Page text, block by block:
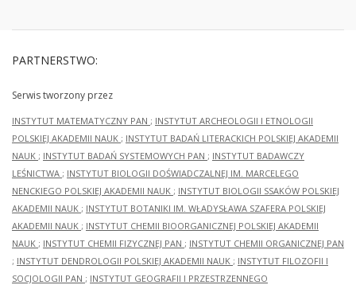
PARTNERSTWO:
Serwis tworzony przez
INSTYTUT MATEMATYCZNY PAN ; INSTYTUT ARCHEOLOGII I ETNOLOGII
POLSKIEJ AKADEMII NAUK ; INSTYTUT BADAŃ LITERACKICH POLSKIEJ AKADEMII
NAUK ; INSTYTUT BADAŃ SYSTEMOWYCH PAN ; INSTYTUT BADAWCZY
LEŚNICTWA ; INSTYTUT BIOLOGII DOŚWIADCZALNEJ IM. MARCELEGO
NENCKIEGO POLSKIEJ AKADEMII NAUK ; INSTYTUT BIOLOGII SSAKÓW POLSKIEJ
AKADEMII NAUK ; INSTYTUT BOTANIKI IM. WŁADYSŁAWA SZAFERA POLSKIEJ
AKADEMII NAUK ; INSTYTUT CHEMII BIOORGANICZNEJ POLSKIEJ AKADEMII
NAUK ; INSTYTUT CHEMII FIZYCZNEJ PAN ; INSTYTUT CHEMII ORGANICZNEJ PAN
; INSTYTUT DENDROLOGII POLSKIEJ AKADEMII NAUK ; INSTYTUT FILOZOFII I
SOCJOLOGII PAN ; INSTYTUT GEOGRAFII I PRZESTRZENNEGO